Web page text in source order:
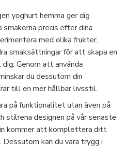
yoghurt hemma ger dig
precis efter dina
med olika frukter,
smaksättningar för att skapa en
Genom att använda
du dessutom din
till en mer hållbar livsstil.
på funktionalitet utan även på
stilrena designen på vår senaste
kommer att komplettera ditt
kan du vara trygg i